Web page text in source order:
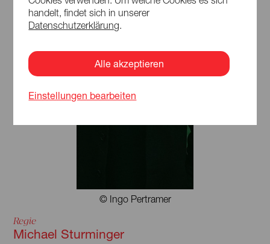
© Ingo Pertramer
Regie
Michael Sturminger
handelt, findet sich in unserer
Datenschutzerklärung.
Alle akzeptieren
Einstellungen bearbeiten